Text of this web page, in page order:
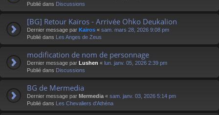
Publié dans Discussions
[BG] Retour Kaïros - Arrivée Ohko Deukalion
Dernier message par Kaïros « sam. mars 28, 2026 9:08 pm
Publié dans Les Anges de Zeus
modification de nom de personnage
Dernier message par Lushen « lun. janv. 05, 2026 2:39 pm
Publié dans Discussions
BG de Mermedia
Dernier message par Mermedia « sam. janv. 03, 2026 5:14 pm
Publié dans Les Chevaliers d'Athéna